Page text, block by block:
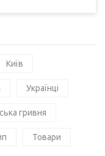
Київ
Українці
гривня
Товари